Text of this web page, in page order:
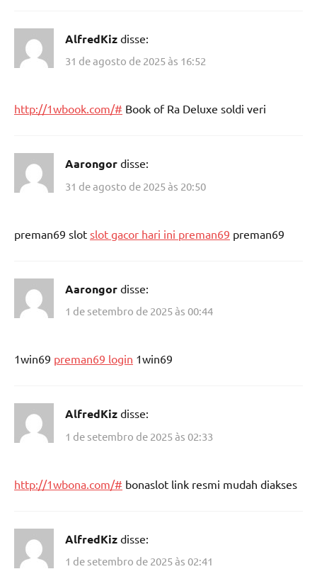
AlfredKiz disse:
31 de agosto de 2025 às 16:52
http://1wbook.com/# Book of Ra Deluxe soldi veri
Aarongor disse:
31 de agosto de 2025 às 20:50
preman69 slot slot gacor hari ini preman69 preman69
Aarongor disse:
1 de setembro de 2025 às 00:44
1win69 preman69 login 1win69
AlfredKiz disse:
1 de setembro de 2025 às 02:33
http://1wbona.com/# bonaslot link resmi mudah diakses
AlfredKiz disse:
1 de setembro de 2025 às 02:41